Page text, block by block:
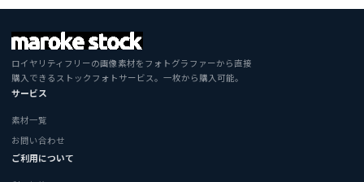
ロイヤリティフリーの画像素材をフォトグラファーから直接
購入できるストックフォトサービス。一枚から購入可能。
サービス
素材一覧
お問い合わせ
ご利用について